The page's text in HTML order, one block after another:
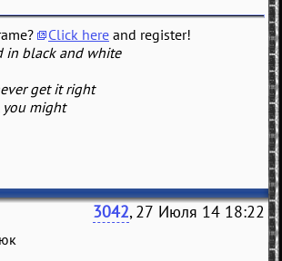
Click here and register!
in black and white
get it right
you might
3042, 27 Июля 14 18:22